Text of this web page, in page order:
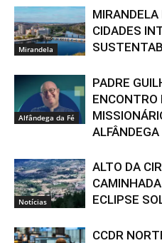
Mirandela
MIRANDELA
CIDADES
Alfândega da Fé
PADRE
ENCONTRO
ALFÂNDEGA
Notícias
ALTO DA
ECLIPSE
CCDR